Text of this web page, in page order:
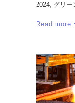
2024 グリー
Read more